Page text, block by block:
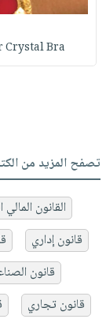
Crystal Bra
تصفح المزيد من
القانون
قانون إداري
قانون
قانون تجاري